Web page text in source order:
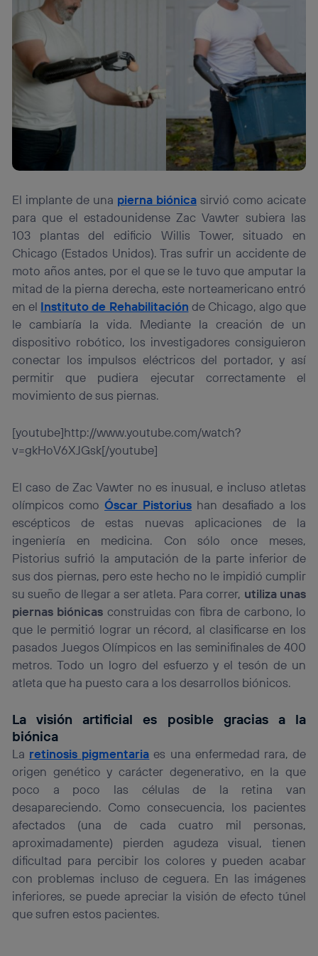
El implante de una pierna biónicasirvió como acicate
para que el estadounidense Zac Vawter subiera las
103 plantas del edificio Willis Tower, situado en
Chicago (Estados Unidos). Tras sufrir un accidente de
moto años antes, por el que se le tuvo que amputar la
mitad de la pierna derecha, este norteamericano entró
en el Instituto de Rehabilitación de Chicago, algo que
le cambiaría la vida. Mediante la creación de un
dispositivo robótico, los investigadores consiguieron
conectar los impulsos eléctricos del portador, y así
permitir que pudiera ejecutar correctamente el
movimiento de sus piernas.
[youtube]http://www.youtube.com/watch?
v=gkHoV6XJGsk[/youtube]
El caso de Zac Vawter no es inusual, e incluso atletas
olímpicos comoÓscar Pistorius han desafiado a los
escépticos de estas nuevas aplicaciones de la
ingeniería en medicina. Con sólo once meses,
Pistorius sufrió la amputación de la parte inferior de
sus dos piernas, pero este hecho no le impidió cumplir
su sueño de llegar a ser atleta. Para correr, utiliza unas
piernas biónicas construidas con fibra de carbono, lo
que le permitió lograr un récord, al clasificarse en los
pasados Juegos Olímpicos en las seminifinales de 400
metros. Todo un logro del esfuerzo y el tesón de un
atleta que ha puesto cara a los desarrollos biónicos.
La visión artificial es posible gracias a la
biónica
La retinosis pigmentaria es una enfermedad rara, de
origen genético y carácter degenerativo, en la que
poco a poco las células de la retina van
desapareciendo. Como consecuencia, los pacientes
afectados (una de cada cuatro mil personas,
aproximadamente) pierden agudeza visual, tienen
dificultad para percibir los colores y pueden acabar
con problemas incluso de ceguera. En las imágenes
inferiores, se puede apreciar la visión de efecto túnel
que sufren estos pacientes.
personalizado, ya que se basará únicamente en la
navegación del usuario del móvil.
Puedes gestionar los consentimientos Utiq seleccionando
“Administrar Utiq” en la parte inferior de esta página web o
visitando el portal de privacidad de Utiq
(“consenthub”). Para más información, consulta
política de privacidad de Utiq